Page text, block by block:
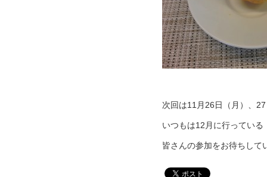
次回は11月26日（月）、
いつもは12月に行ってい
皆さんの参加をお待ちして